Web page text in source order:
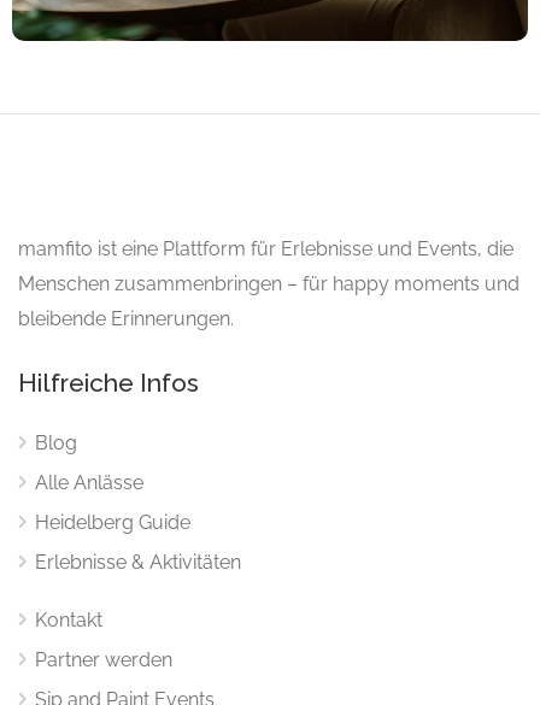
mamfito ist eine Plattform für Erlebnisse und Events, die
Menschen zusammenbringen – für happy moments und
bleibende Erinnerungen.
Hilfreiche Infos
Blog
Alle Anlässe
Heidelberg Guide
Erlebnisse & Aktivitäten
Kontakt
Partner werden
Sip and Paint Events